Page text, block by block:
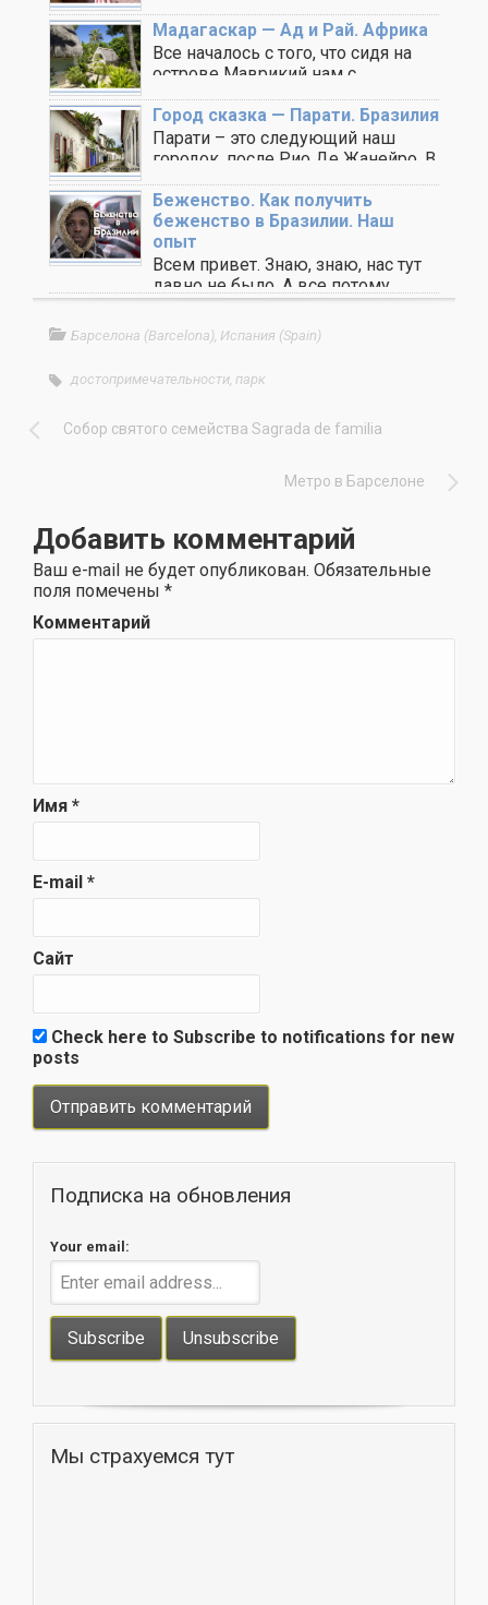
Мадагаскар — Ад и Рай. Африка
Все началось с того, что сидя на
острове Маврикий нам с
Город сказка — Парати. Бразилия
Парати – это следующий наш
городок, после Рио Де Жанейро. В
Беженство. Как получить
беженство в Бразилии. Наш
опыт
Всем привет. Знаю, знаю, нас тут
давно не было. А все потому, ..
Барселона (Barcelona) Испания (Spain)
достопримечательности парк
Собор святого семейства Sagrada de familia
Метро в Барселоне
Добавить комментарий
Ваш e-mail не будет опубликован. Обязательные
поля помечены *
Комментарий
Имя *
E-mail *
Сайт
Check here to Subscribe to notifications for new
posts
Подписка на обновления
Your email:
Мы страхуемся тут